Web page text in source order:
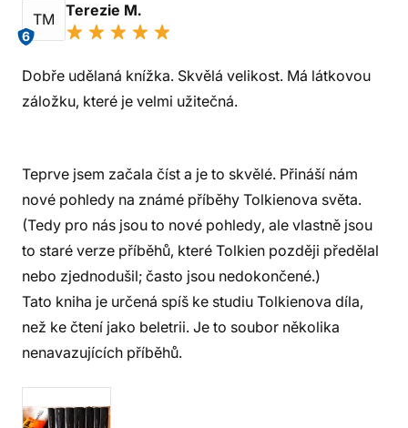
TM
6
Terezie M.
Dobře udělaná knížka. Skvělá velikost. Má látkovou
záložku, které je velmi užitečná.
Teprve jsem začala číst a je to skvělé. Přináší nám
nové pohledy na známé příběhy Tolkienova světa.
(Tedy pro nás jsou to nové pohledy, ale vlastně jsou
to staré verze příběhů, které Tolkien později předělal
nebo zjednodušil; často jsou nedokončené.)
Tato kniha je určená spíš ke studiu Tolkienova díla,
než ke čtení jako beletrii. Je to soubor několika
nenavazujících příběhů.